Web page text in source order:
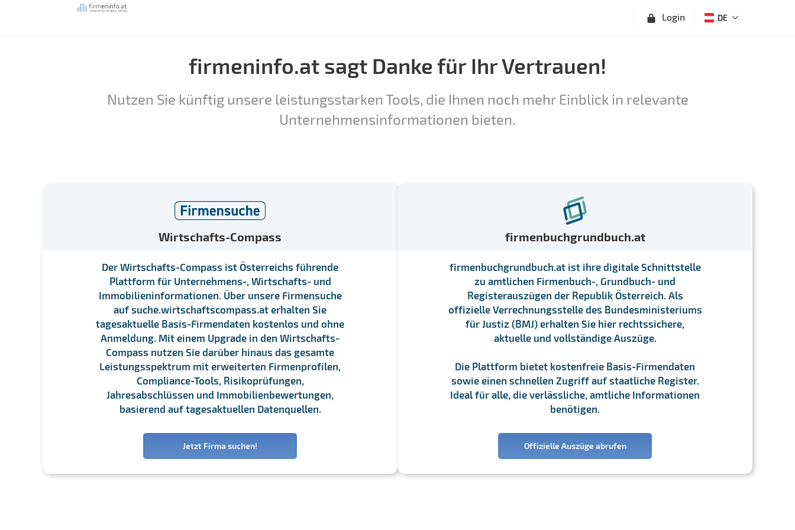
Login DE
firmeninfo.at sagt Danke für Ihr Vertrauen!
Nutzen Sie künftig unsere leistungsstarken Tools, die Ihnen noch mehr Einblick in relevante
Unternehmensinformationen bieten.
Wirtschafts-Compass
Der Wirtschafts-Compass ist Österreichs führende
Plattform für Unternehmens-, Wirtschafts- und
Immobilieninformationen. Über unsere Firmensuche
auf suche.wirtschaftscompass.at erhalten Sie
tagesaktuelle Basis-Firmendaten kostenlos und ohne
Anmeldung. Mit einem Upgrade in den Wirtschafts-
Compass nutzen Sie darüber hinaus das gesamte
Leistungsspektrum mit erweiterten Firmenprofilen,
Compliance-Tools, Risikoprüfungen,
Jahresabschlüssen und Immobilienbewertungen,
basierend auf tagesaktuellen Datenquellen.
Jetzt Firma suchen!
firmenbuchgrundbuch.at
firmenbuchgrundbuch.at ist ihre digitale Schnittstelle
zu amtlichen Firmenbuch-, Grundbuch- und
Registerauszügen der Republik Österreich. Als
offizielle Verrechnungsstelle des Bundesministeriums
für Justiz (BMJ) erhalten Sie hier rechtssichere,
aktuelle und vollständige Auszüge.
Die Plattform bietet kostenfreie Basis-Firmendaten
sowie einen schnellen Zugriff auf staatliche Register.
Ideal für alle, die verlässliche, amtliche Informationen
benötigen.
Offizielle Auszüge abrufen